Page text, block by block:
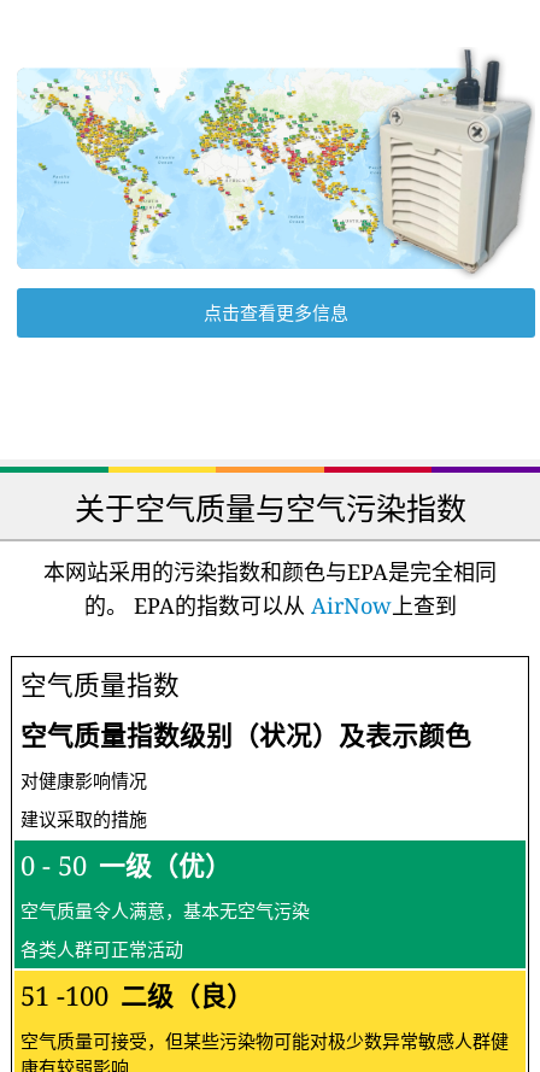
点击查看更多信息
关于空气质量与空气污染指数
本网站采用的污染指数和颜色与EPA是完全相同
的。 EPA的指数可以从 AirNow上查到
空气质量指数
空气质量指数级别（状况）及表示颜色
对健康影响情况
建议采取的措施
0 - 50 一级（优）
空气质量令人满意，基本无空气污染
各类人群可正常活动
51 -100 二级（良）
空气质量可接受，但某些污染物可能对极少数异常敏感人群健
康有较弱影响